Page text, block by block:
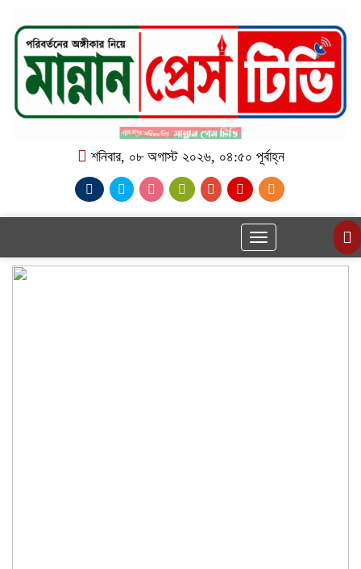
শনিবার, ০৮ অগাস্ট ২০২৬, ০৪:৫০ পূর্বাহ্ন
Toggle
navigation